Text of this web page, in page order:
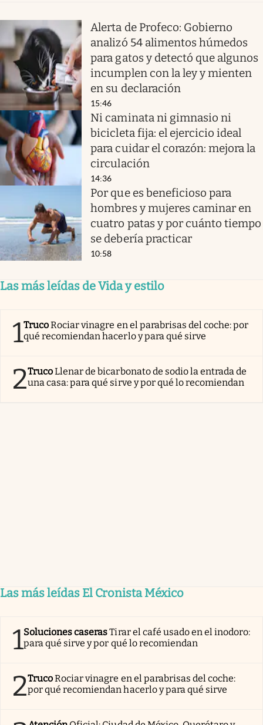
Alerta de Profeco: Gobierno
analizó 54 alimentos húmedos
para gatos y detectó que algunos
incumplen con la ley y mienten
en su declaración
15:46
Ni caminata ni gimnasio ni
bicicleta fija: el ejercicio ideal
para cuidar el corazón: mejora la
circulación
14:36
Por que es beneficioso para
hombres y mujeres caminar en
cuatro patas y por cuánto tiempo
se debería practicar
10:58
Las más leídas de Vida y estilo
1TrucoRociar vinagre en el parabrisas del coche: por
qué recomiendan hacerlo y para qué sirve
2TrucoLlenar de bicarbonato de sodio la entrada de
una casa: para qué sirve y por qué lo recomiendan
Las más leídas El Cronista México
1Soluciones caserasTirar el café usado en el inodoro:
para qué sirve y por qué lo recomiendan
2TrucoRociar vinagre en el parabrisas del coche:
por qué recomiendan hacerlo y para qué sirve